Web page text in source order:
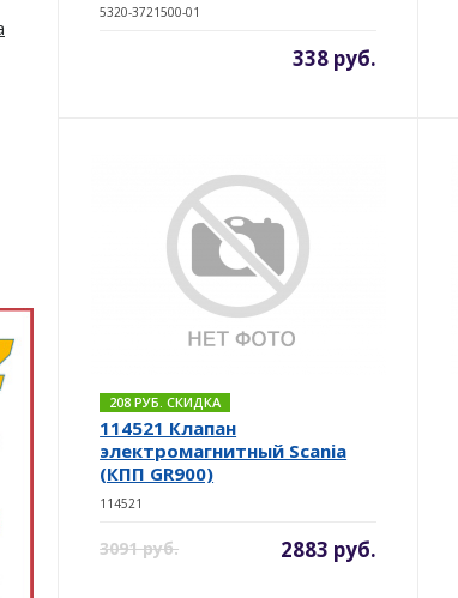
5320-3721500-01
338 руб.
208 РУБ. СКИДКА
114521 Клапан
электромагнитный Scania
(КПП GR900)
114521
3091 руб. 2883 руб.